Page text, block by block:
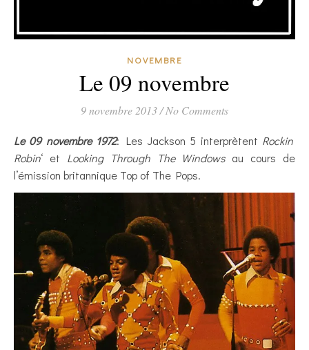
NOVEMBRE
Le 09 novembre
9 novembre 2013/No Comments
Le 09 novembre 1972: Les Jackson 5 interprètent Rockin’
Robin‘ et Looking Through The Windowsau cours de
l’émission britannique Top of The Pops.